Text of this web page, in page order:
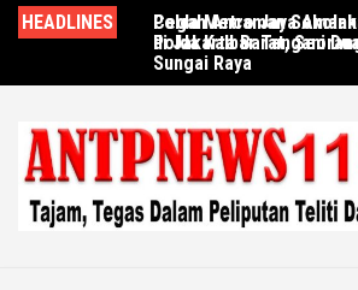
SkipHEADLINES
Kilogram Ganja
Ditahan
Cegah Ancaman
Polda Kalbar Tangani
Sungai Raya
DPO Pengeroyokan
Kembali dan
Tapalang Kini Tuntas